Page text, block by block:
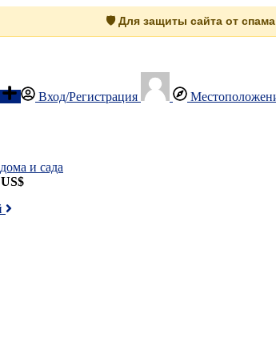
🛡️ Для защиты сайта от
Вход/Регистрация
и сада